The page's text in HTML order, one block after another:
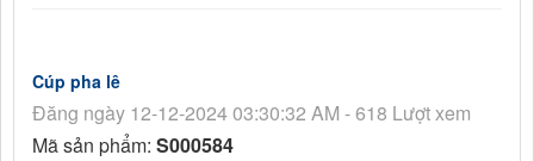
Cúp pha lê
Đăng ngày 12-12-2024 03:30:32 AM - 618 Lượt xem
Mã sản phẩm: S000584